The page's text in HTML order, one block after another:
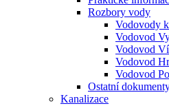
Rozbory vody
Vodovody
Vodovod
Vodovod
Vodovod
Vodovod
Ostatní
Kanalizace